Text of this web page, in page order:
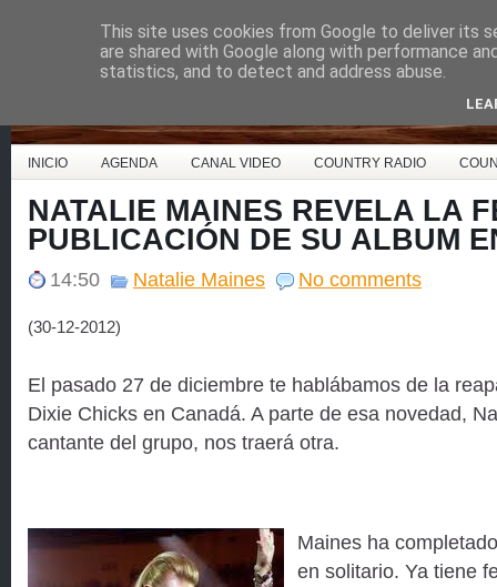
Country Music España
INICIO AGENDA CANAL VIDEO COUNTRY RADIO
NATALIE MAINES REVELA LA
PUBLICACIÓN DE SU ALBUM
14:50 Natalie Maines No comments
(30-12-2012)
El pasado 27 de diciembre te hablábamos de la
Dixie Chicks en Canadá. A parte de esa novedad,
cantante del grupo, nos traerá otra.
Maines ha
en solitario. Ya tiene
This site uses cookies from Google to deliver its
are shared with Google along with performance
statistics, and to detect and address abuse.